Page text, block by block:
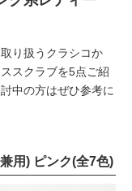
り扱うクラシコか
スクラブを5点ご紹
中の方はぜひ参考に
用) ピンク(全7色)